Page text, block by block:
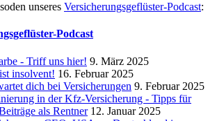
unseres Versicherungsgeflüster-Podcast:
Podcast
- Triff uns hier! 9. März 2025
insolvent! 16. Februar 2025
dich bei Versicherungen 9. Februar 2025
in der Kfz-Versicherung - Tipps für
als Rentner 12. Januar 2025